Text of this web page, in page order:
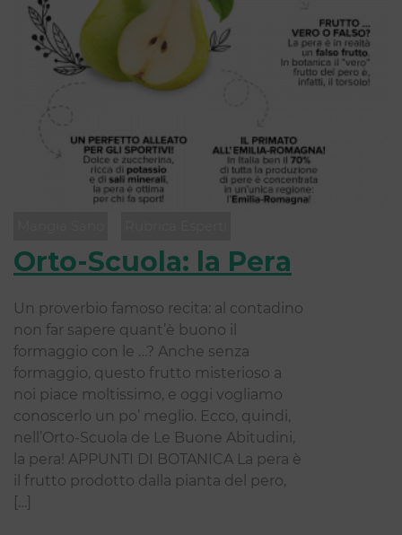
Orto-Scuola: la Pera
Un proverbio famoso recita: al contadino
non far sapere quant’è buono il
formaggio con le …? Anche senza
formaggio, questo frutto misterioso a
noi piace moltissimo, e oggi vogliamo
conoscerlo un po’ meglio. Ecco, quindi,
nell’Orto-Scuola de Le Buone Abitudini,
la pera! APPUNTI DI BOTANICA La pera è
il frutto prodotto dalla pianta del pero,
[…]